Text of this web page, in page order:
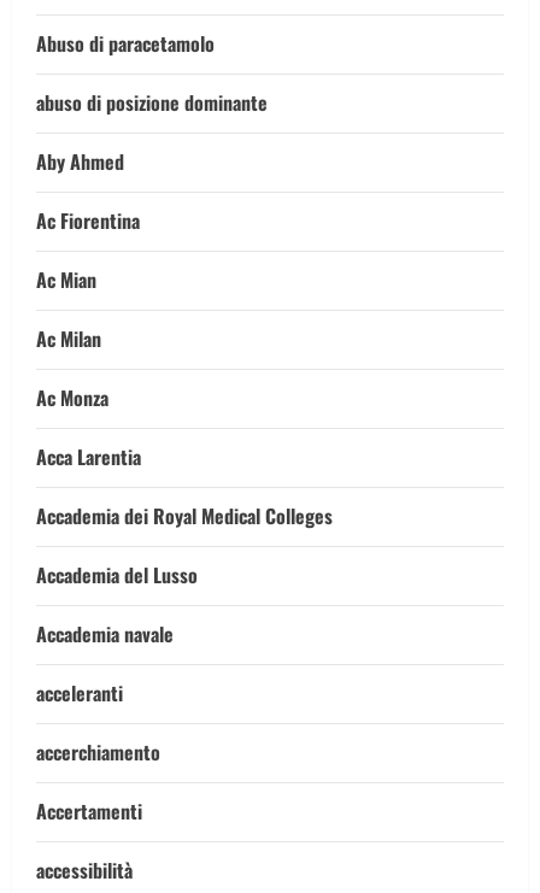
Abuso di paracetamolo
abuso di posizione dominante
Aby Ahmed
Ac Fiorentina
Ac Mian
Ac Milan
Ac Monza
Acca Larentia
Accademia dei Royal Medical Colleges
Accademia del Lusso
Accademia navale
acceleranti
accerchiamento
Accertamenti
accessibilità